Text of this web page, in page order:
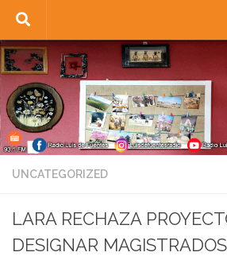
Saltar al contenido
UNCATEGORIZED
LARA RECHAZA
DESIGNAR